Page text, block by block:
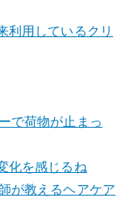
利用しているクリ
で荷物が止まっ
化を感じるね
が教えるヘアケア